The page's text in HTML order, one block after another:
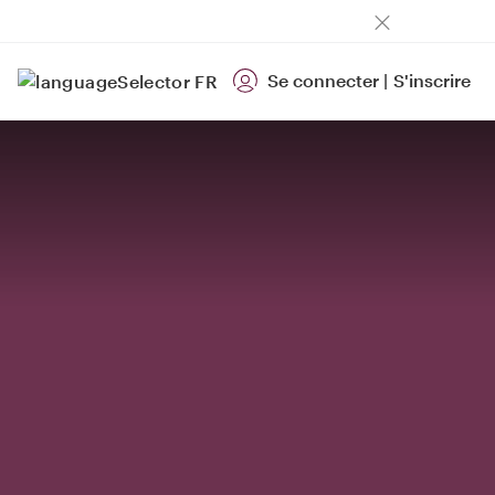
FR Se connecter | S'inscrire